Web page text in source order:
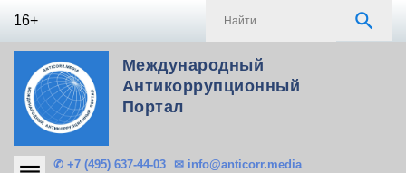
16+ search
Международный
Антикоррупционный
Портал
✆ +7 (495) 637-44-03
✉ info@anticorr.media